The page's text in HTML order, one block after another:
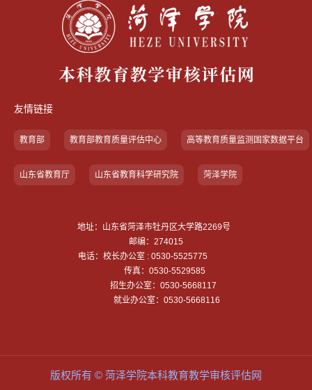
友情链接
教育部 教育部教育质量评估中心 高等教育质量监测国家数据平台
山东省教育厅 山东省教育科学研究院 菏泽学院
地址：山东省菏泽市牡丹区大学路2269号
邮编：274015
电话：校长办公室 : 0530-5525775
传真：0530-5529585
招生办公室：0530-5668117
就业办公室：0530-5668116
版权所有 © 菏泽学院本科教育教学审核评估网